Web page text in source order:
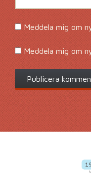
Meddela mig om
Meddela mig om